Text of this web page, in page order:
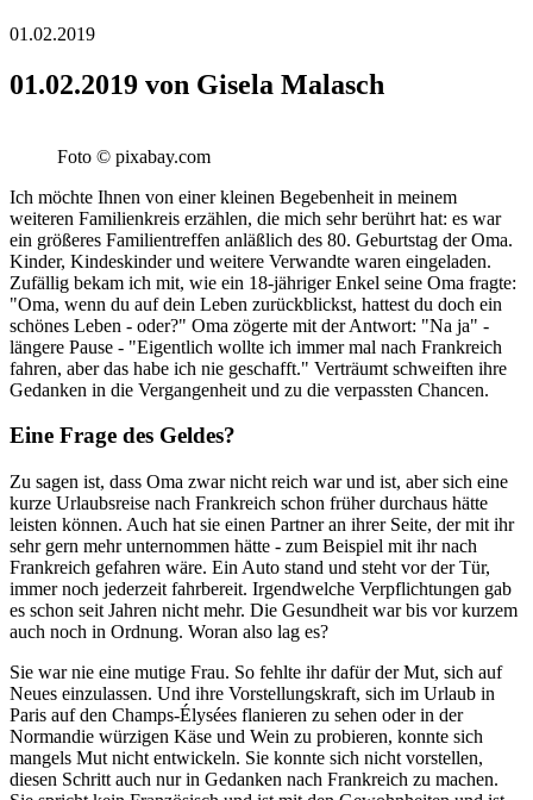
01.02.2019
01.02.2019 von Gisela Malasch
Foto © pixabay.com
Ich möchte Ihnen von einer kleinen Begebenheit in meinem
weiteren Familienkreis erzählen, die mich sehr berührt hat: es war
ein größeres Familientreffen anläßlich des 80. Geburtstag der Oma.
Kinder, Kindeskinder und weitere Verwandte waren eingeladen.
Zufällig bekam ich mit, wie ein 18-jähriger Enkel seine Oma fragte:
"Oma, wenn du auf dein Leben zurückblickst, hattest du doch ein
schönes Leben - oder?" Oma zögerte mit der Antwort: "Na ja" -
längere Pause - "Eigentlich wollte ich immer mal nach Frankreich
fahren, aber das habe ich nie geschafft." Verträumt schweiften ihre
Gedanken in die Vergangenheit und zu die verpassten Chancen.
Eine Frage des Geldes?
Zu sagen ist, dass Oma zwar nicht reich war und ist, aber sich eine
kurze Urlaubsreise nach Frankreich schon früher durchaus hätte
leisten können. Auch hat sie einen Partner an ihrer Seite, der mit ihr
sehr gern mehr unternommen hätte - zum Beispiel mit ihr nach
Frankreich gefahren wäre. Ein Auto stand und steht vor der Tür,
immer noch jederzeit fahrbereit. Irgendwelche Verpflichtungen gab
es schon seit Jahren nicht mehr. Die Gesundheit war bis vor kurzem
auch noch in Ordnung. Woran also lag es?
Sie war nie eine mutige Frau. So fehlte ihr dafür der Mut, sich auf
Neues einzulassen. Und ihre Vorstellungskraft, sich im Urlaub in
Paris auf den Champs-Élysées flanieren zu sehen oder in der
Normandie würzigen Käse und Wein zu probieren, konnte sich
mangels Mut nicht entwickeln. Sie konnte sich nicht vorstellen,
diesen Schritt auch nur in Gedanken nach Frankreich zu machen.